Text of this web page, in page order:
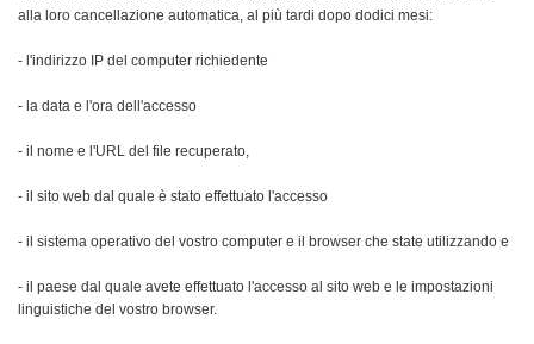
alla loro cancellazione automatica, al più tardi dopo dodici mesi:
- l'indirizzo IP del computer richiedente
- la data e l'ora dell'accesso
- il nome e l'URL del file recuperato,
- il sito web dal quale è stato effettuato l'accesso
- il sistema operativo del vostro computer e il browser che state utilizzando e
- il paese dal quale avete effettuato l'accesso al sito web e le impostazioni
linguistiche del vostro browser.